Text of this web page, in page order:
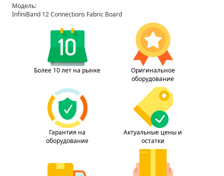
Модель:
InfiniBand 12 Connections Fabric Board
Более 10 лет на рынке
Оригинальное
оборудование
Гарантия на
оборудование
Актуальные цены и
остатки